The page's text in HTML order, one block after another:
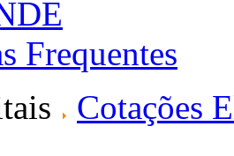
Frequentes
Cotações